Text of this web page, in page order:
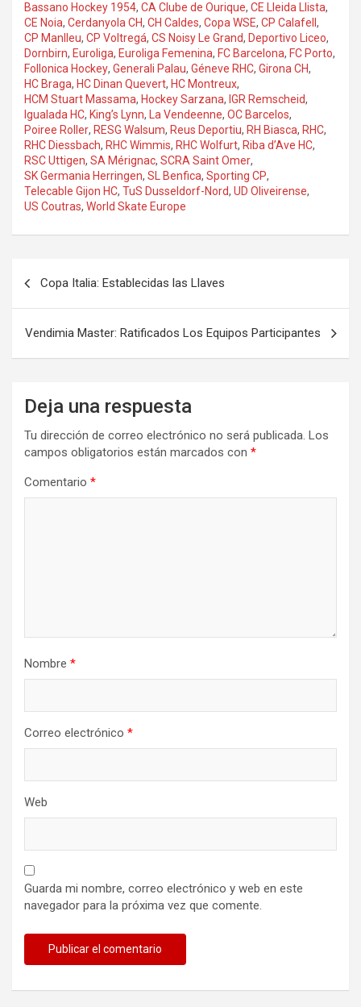
Bassano Hockey 1954, CA Clube de Ourique, CE Lleida Llista,
CE Noia, Cerdanyola CH, CH Caldes, Copa WSE, CP Calafell ,
CP Manlleu, CP Voltregá, CS Noisy Le Grand, Deportivo Liceo,
Dornbirn, Euroliga, Euroliga Femenina, FC Barcelona, FC Porto,
Follonica Hockey, Generali Palau, Géneve RHC, Girona CH,
HC Braga, HC Dinan Quevert, HC Montreux,
HCM Stuart Massama, Hockey Sarzana, IGR Remscheid,
Igualada HC, King’s Lynn, La Vendeenne, OC Barcelos,
Poiree Roller, RESG Walsum, Reus Deportiu, RH Biasca, RHC,
RHC Diessbach, RHC Wimmis, RHC Wolfurt, Riba d’Ave HC,
RSC Uttigen, SA Mérignac, SCRA Saint Omer,
SK Germania Herringen, SL Benfica, Sporting CP,
Telecable Gijon HC, TuS Dusseldorf-Nord, UD Oliveirense,
US Coutras, World Skate Europe
entradas
Copa Italia: Establecidas las Llaves
Vendimia Master: Ratificados Los Equipos Participantes
Deja una respuesta
Tu dirección de correo electrónico no será publicada. Los
campos obligatorios están marcados con *
Comentario *
Nombre *
Correo electrónico *
Web
Guarda mi nombre, correo electrónico y web en este
navegador para la próxima vez que comente.